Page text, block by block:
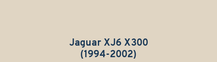
Jaguar XJ6 X300
(1994-2002)